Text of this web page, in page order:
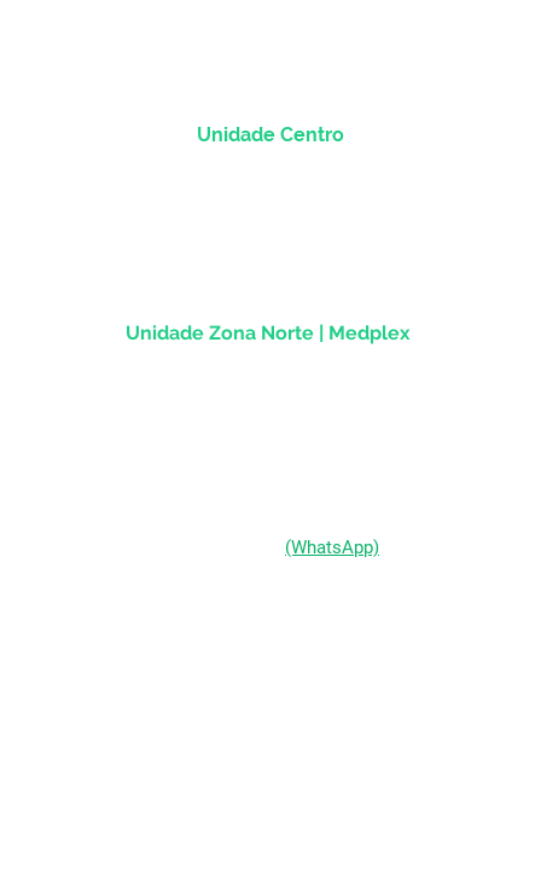
Unidade Centro
Unidade Zona Norte | Medplex
(WhatsApp)